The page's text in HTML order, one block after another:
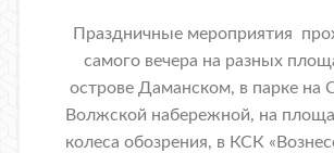
Праздничные мероприятия
самого вечера на разных
острове Даманском, в парке на
Волжской набережной, на
колеса обозрения, в КСК